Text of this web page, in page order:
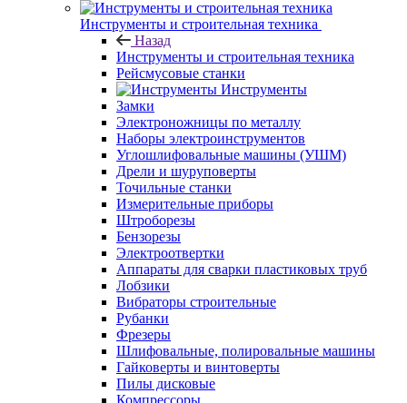
Инструменты и строительная техника
Назад
Инструменты и строительная техника
Рейсмусовые станки
Инструменты
Замки
Электроножницы по металлу
Наборы электроинструментов
Углошлифовальные машины (УШМ)
Дрели и шуруповерты
Точильные станки
Измерительные приборы
Штроборезы
Бензорезы
Электроотвертки
Аппараты для сварки пластиковых труб
Лобзики
Вибраторы строительные
Рубанки
Фрезеры
Шлифовальные, полировальные машины
Гайковерты и винтоверты
Пилы дисковые
Компрессоры